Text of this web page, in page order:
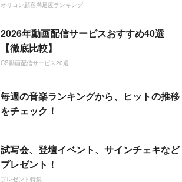
オリコン顧客満足度ランキング
2026年動画配信サービスおすすめ40選
【徹底比較】
CS動画配信サービス20選
毎週の音楽ランキングから、ヒットの推移
をチェック！
試写会、登壇イベント、サインチェキなど
プレゼント！
プレゼント特集